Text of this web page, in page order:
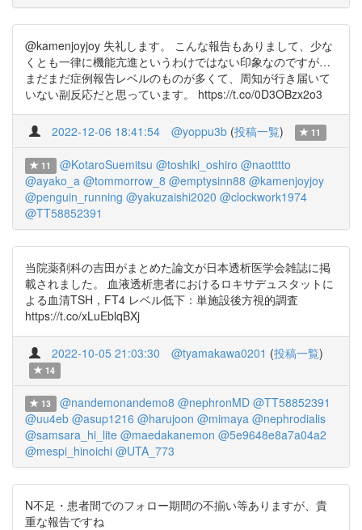
@kamenjoyjoy 失礼します。 こんな報告もありまして、少な
くとも一律に機能亢進というわけではない印象なのですが…
まだまだ症例報告レベルのものが多くて、周知が行き届いて
いない副反応だと思っています。 https://t.co/0D3OBzx2o3
2022-12-06 18:41:54 @yoppu3b (投稿一覧) 11
11 @KotaroSuemitsu @toshiki_oshiro @naotttto
@ayako_a @tommorrow_8 @emptysinn88 @kamenjoyjoy
@penguin_running @yakuzaishi2020 @clockwork1974
@TT58852391
当院薬剤科の吉田がまとめた論文が日本透析医学会雑誌に掲
載されました。 血液透析患者におけるロキサデュスタットに
よる血清TSH，FT4 レベル低下：単施設後方視的調査
https://t.co/xLuEblqBXj
2022-10-05 21:03:30 @tyamakawa0201 (投稿一覧)
14
13 @nandemonandemo8 @nephronMD @TT58852391
@uu4eb @asup1216 @harujoon @mimaya @nephrodialis
@samsara_hi_lite @maedakanemon @5e9648e8a7a04a2
@mespi_hinoichi @UTA_773
N不足・患者間でのフォロー期間の不揃い等ありますが、貴
重な報告ですね